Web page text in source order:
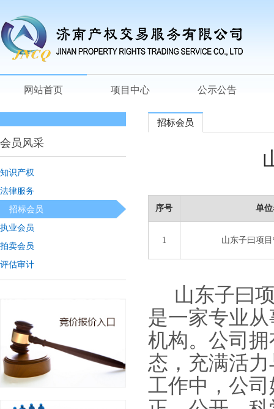
网站首页 项目中心 公示公告
会员风采
知识产权
法律服务
招标会员
执业会员
拍卖会员
评估审计
招标会员
序号 单
1 山东子曰项
山东子曰
是一家专业
机构。公司
态，充满活
工作中，公